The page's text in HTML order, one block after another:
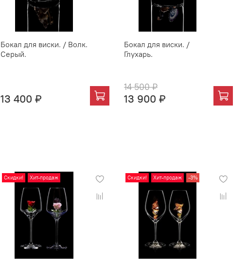
Бокал для виски. / Волк.
Серый.
13 400 ₽
Бокал для виски. /
Глухарь.
14 500 ₽
13 900 ₽
Скидки! Хит-продаж Скидки! Хит-продаж -3%